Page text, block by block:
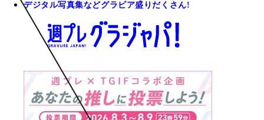
デジタル写真集などグラビア盛りだくさん!